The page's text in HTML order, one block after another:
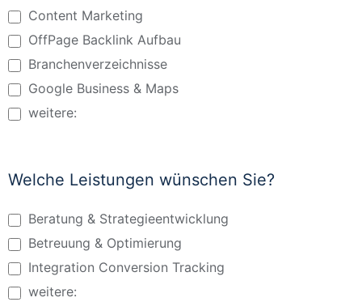
Content Marketing
OffPage Backlink Aufbau
Branchenverzeichnisse
Google Business & Maps
weitere:
Welche Leistungen wünschen Sie?
Beratung & Strategieentwicklung
Betreuung & Optimierung
Integration Conversion Tracking
weitere: